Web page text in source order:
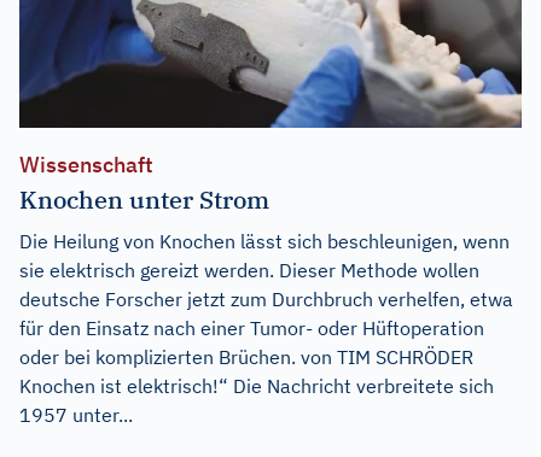
Wissenschaft
Knochen unter Strom
Die Heilung von Knochen lässt sich beschleunigen, wenn
sie elektrisch gereizt werden. Dieser Methode wollen
deutsche Forscher jetzt zum Durchbruch verhelfen, etwa
für den Einsatz nach einer Tumor- oder Hüftoperation
oder bei komplizierten Brüchen. von TIM SCHRÖDER
Knochen ist elektrisch!“ Die Nachricht verbreitete sich
1957 unter...